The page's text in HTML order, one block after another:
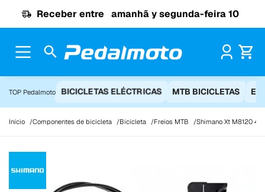
Receber entre amanhã y segunda-feira 10
TOP Pedalmoto BICICLETAS ELÉCTRICAS MTB BICICLETAS
Início Componentes de bicicleta Bicicleta Freios MTB Shimano Xt M8120 4